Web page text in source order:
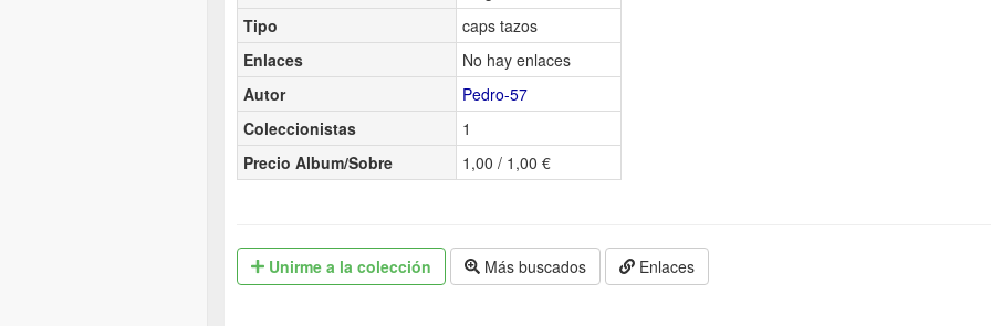
Tipo
caps tazos
Enlaces
No hay enlaces
Autor
Pedro-57
Coleccionistas
1
Precio Album/Sobre
1,00 / 1,00 €
Unirme a la colección Más buscados Enlaces